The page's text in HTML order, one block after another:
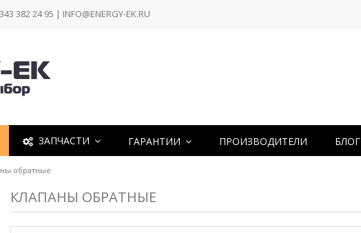
382 24 95 | INFO@ENERGY-EK.RU
ЗАПЧАСТИ ГАРАНТИИ ПРОИЗВОДИТЕЛИ БЛОГ
обратные
КЛАПАНЫ ОБРАТНЫЕ